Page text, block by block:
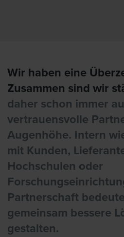
Wir haben eine
Zusammen sind wir
daher schon immer
vertrauensvolle
Augenhöhe. Intern
mit Kunden,
Hochschulen oder
Partnerschaft
gemeinsam bessere
gestalten.